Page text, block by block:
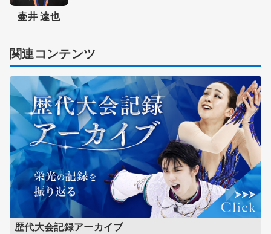
壷井 達也
関連コンテンツ
歴代大会記録アーカイブ